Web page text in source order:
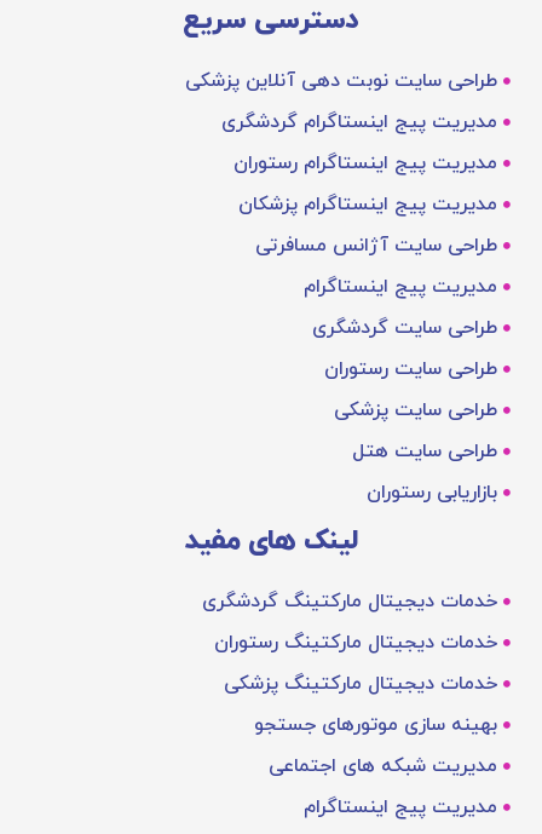
دسترسی سریع
طراحی سایت نوبت دهی آنلاین پزشکی
مدیریت پیج اینستاگرام گردشگری
مدیریت پیج اینستاگرام رستوران
مدیریت پیج اینستاگرام پزشکان
طراحی سایت آژانس مسافرتی
مدیریت پیج اینستاگرام
طراحی سایت گردشگری
طراحی سایت رستوران
طراحی سایت پزشکی
طراحی سایت هتل
بازاریابی رستوران
لینک های مفید
خدمات دیجیتال مارکتینگ گردشگری
خدمات دیجیتال مارکتینگ رستوران
خدمات دیجیتال مارکتینگ پزشکی
بهینه‌ سازی موتورهای جستجو
مدیریت شبکه های اجتماعی
مدیریت پیج اینستاگرام